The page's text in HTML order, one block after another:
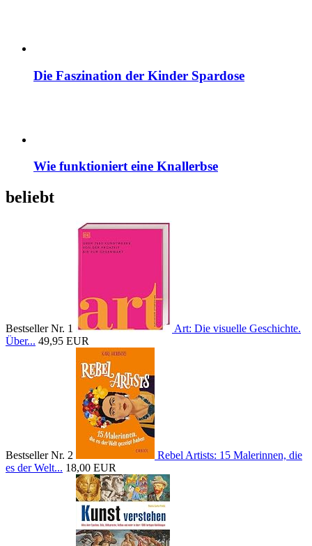
Die Faszination der Kinder Spardose
Wie funktioniert eine Knallerbse
beliebt
Bestseller Nr. 1
Art: Die visuelle Geschichte.
Über... 49,95 EUR
Bestseller Nr. 2
Rebel Artists: 15 Malerinnen, die
es der Welt... 18,00 EUR